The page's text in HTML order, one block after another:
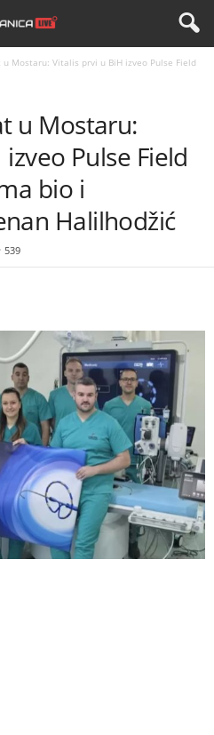
Mostaru: Vitalis prvi u BiH izveo Pulse Field
u Mostaru:
Pulse Field
bio i
Halilhodžić
539